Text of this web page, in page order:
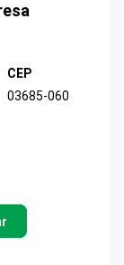
CEP
03685-060